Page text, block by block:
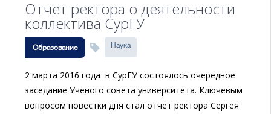
Отчет ректора о деятельности
коллектива СурГУ
Образование Наука
2 марта 2016 года в СурГУ состоялось очередное
заседание Ученого совета университета. Ключевым
вопросом повестки дня стал отчет ректора Сергея